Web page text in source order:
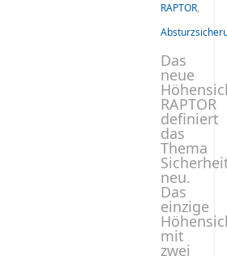
RAPTOR,
Das
neue
RAPTOR
definiert
das
Thema
neu.
Das
einzige
mit
zwei